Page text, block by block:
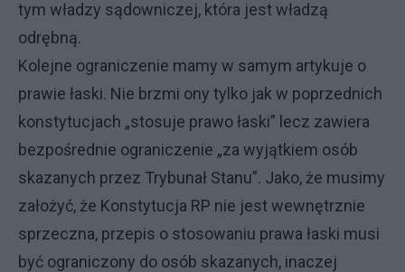
tym władzy sądowniczej, która jest władzą
odrębną.
Kolejne ograniczenie mamy w samym artykuje o
prawie łaski. Nie brzmi ony tylko jak w poprzednich
konstytucjach „stosuje prawo łaski” lecz zawiera
bezpośrednie ograniczenie „za wyjątkiem osób
skazanych przez Trybunał Stanu”. Jako, że musimy
założyć, że Konstytucja RP nie jest wewnętrznie
sprzeczna, przepis o stosowaniu prawa łaski musi
być ograniczony do osób skazanych, inaczej